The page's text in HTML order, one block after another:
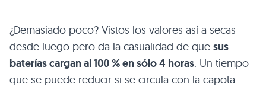
¿Demasiado poco? Vistos los valores así a secas
desde luego pero da la casualidad de que sus
baterías cargan al 100 % en sólo 4 horas. Un tiempo
que se puede reducir si se circula con la capota